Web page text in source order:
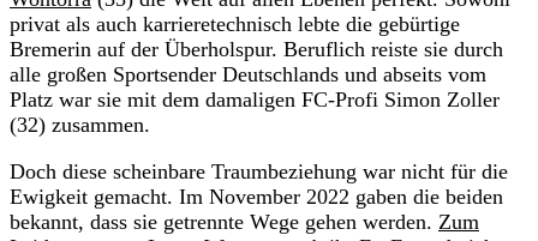
privat als auch karrieretechnisch lebte die gebürtige
Bremerin auf der Überholspur. Beruflich reiste sie durch
alle großen Sportsender Deutschlands und abseits vom
Platz war sie mit dem damaligen FC-Profi Simon Zoller
(32) zusammen.
Doch diese scheinbare Traumbeziehung war nicht für die
Ewigkeit gemacht. Im November 2022 gaben die beiden
bekannt, dass sie getrennte Wege gehen werden. Zum